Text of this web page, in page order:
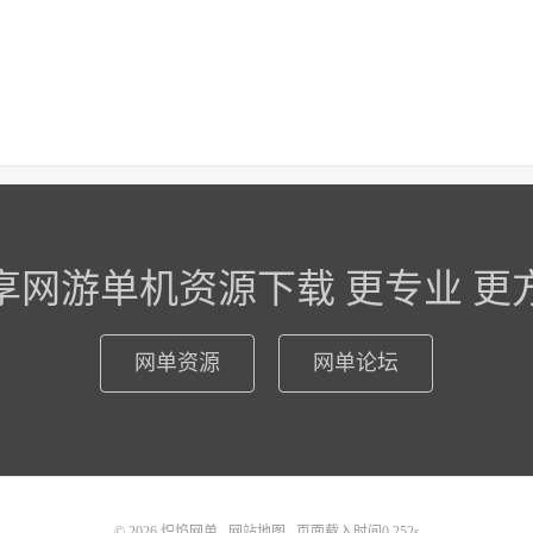
网游单机资源下载 更专业 更
网单资源 网单论坛